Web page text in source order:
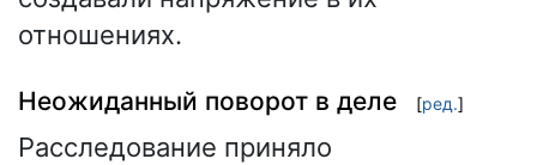
отношениях.
Неожиданный поворот в деле [ред.]
Расследование приняло